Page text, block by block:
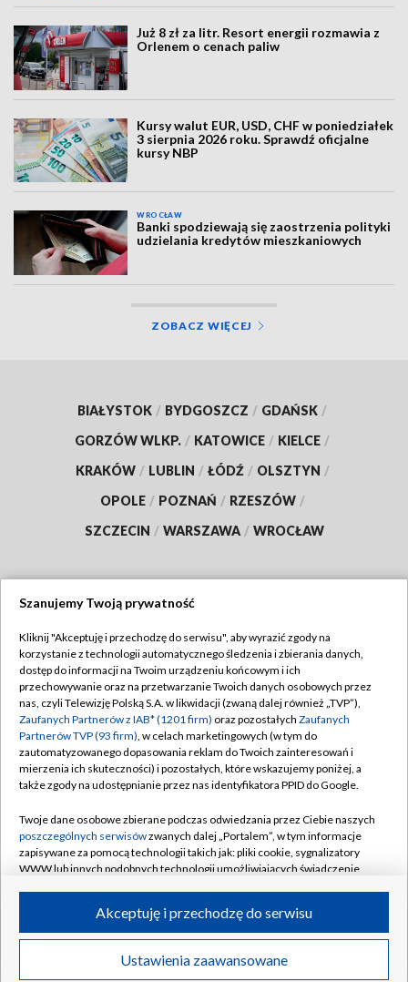
Już 8 zł za litr. Resort energii rozmawia z
Orlenem o cenach paliw
Kursy walut EUR, USD, CHF w poniedziałek
3 sierpnia 2026 roku. Sprawdź oficjalne
kursy NBP
WROCŁAW
Banki spodziewają się zaostrzenia polityki
udzielania kredytów mieszkaniowych
ZOBACZ WIĘCEJ
BIAŁYSTOK / BYDGOSZCZ / GDAŃSK /
GORZÓW WLKP. / KATOWICE / KIELCE /
KRAKÓW / LUBLIN / ŁÓDŹ / OLSZTYN /
OPOLE / POZNAŃ / RZESZÓW /
SZCZECIN / WARSZAWA / WROCŁAW
TVP
Abonament TVP
Emisja w TVP
Centrum informacji TVP
Naziemna Telewizja Cyfrowa
Rada Programowa
System NOS
Informacje o nadawcy
Program dla prasy
Regulamin TVP
Polityka prywatności
Moje zgody
Pomoc
Kontakt
Kanały
©2026 Telewizja Polska S.A. w likwidacji
Szanujemy Twoją prywatność
Kliknij "Akceptuję i przechodzę do serwisu", aby wyrazić zgody na
korzystanie z technologii automatycznego śledzenia i zbierania danych,
dostęp do informacji na Twoim urządzeniu końcowym i ich
przechowywanie oraz na przetwarzanie Twoich danych osobowych przez
nas, czyli Telewizję Polską S.A. w likwidacji (zwaną dalej również „TVP”),
Zaufanych Partnerów z IAB* (1201 firm) oraz pozostałych Zaufanych
Partnerów TVP (93 firm), w celach marketingowych (w tym do
zautomatyzowanego dopasowania reklam do Twoich zainteresowań i
mierzenia ich skuteczności) i pozostałych, które wskazujemy poniżej, a
także zgody na udostępnianie przez nas identyfikatora PPID do Google.
Twoje dane osobowe zbierane podczas odwiedzania przez Ciebie naszych
poszczególnych serwisówzwanych dalej „Portalem”, w tym informacje
zapisywane za pomocą technologii takich jak: pliki cookie, sygnalizatory
WWW lub innych podobnych technologii umożliwiających świadczenie
ruchu w Internecie.
Twoje dane osobowe zbierane podczas odwiedzania przez Ciebie
poszczególnych serwisówna Portalu, takie jak adresy IP, identyfikatory
Ustawienia zaawansowane
Akceptuję i przechodzę do serwisu